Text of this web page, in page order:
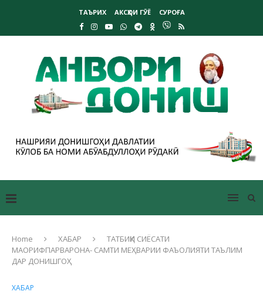
ТАЪРИХ АКСҲОИ ГӮЁ СУРОҒА
Home ХАБАР
ТАТБИҚИ СИЁСАТИ
МАОРИФПАРВАРОНА- САМТИ МЕҲВАРИИ ФАЪОЛИЯТИ ТАЪЛИМ
ДАР ДОНИШГОҲ
ХАБАР